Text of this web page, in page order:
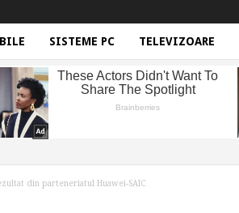
SISTEME PC TELEVIZOARE
din parteneriatul Huawei-SAIC